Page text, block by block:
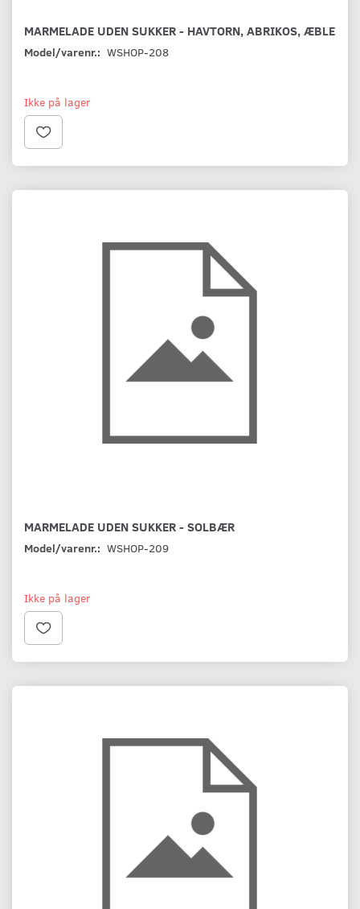
MARMELADE UDEN SUKKER - HAVTORN, ABRIKOS, ÆBLE
Model/varenr.: WSHOP-208
Ikke på lager
MARMELADE UDEN SUKKER - SOLBÆR
Model/varenr.: WSHOP-209
Ikke på lager